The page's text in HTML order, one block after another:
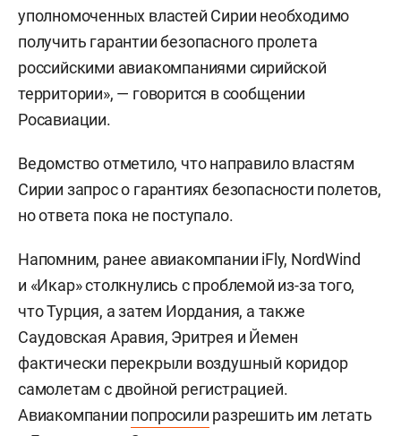
уполномоченных властей Сирии необходимо
получить гарантии безопасного пролета
российскими авиакомпаниями сирийской
территории», — говорится в сообщении
Росавиации.
Ведомство отметило, что направило властям
Сирии запрос о гарантиях безопасности полетов,
но ответа пока не поступало.
Напомним, ранее авиакомпании iFly, NordWind
и «Икар» столкнулись с проблемой из-за того,
что Турция, а затем Иордания, а также
Саудовская Аравия, Эритрея и Йемен
фактически перекрыли воздушный коридор
самолетам с двойной регистрацией.
Авиакомпании попросили разрешить им летать